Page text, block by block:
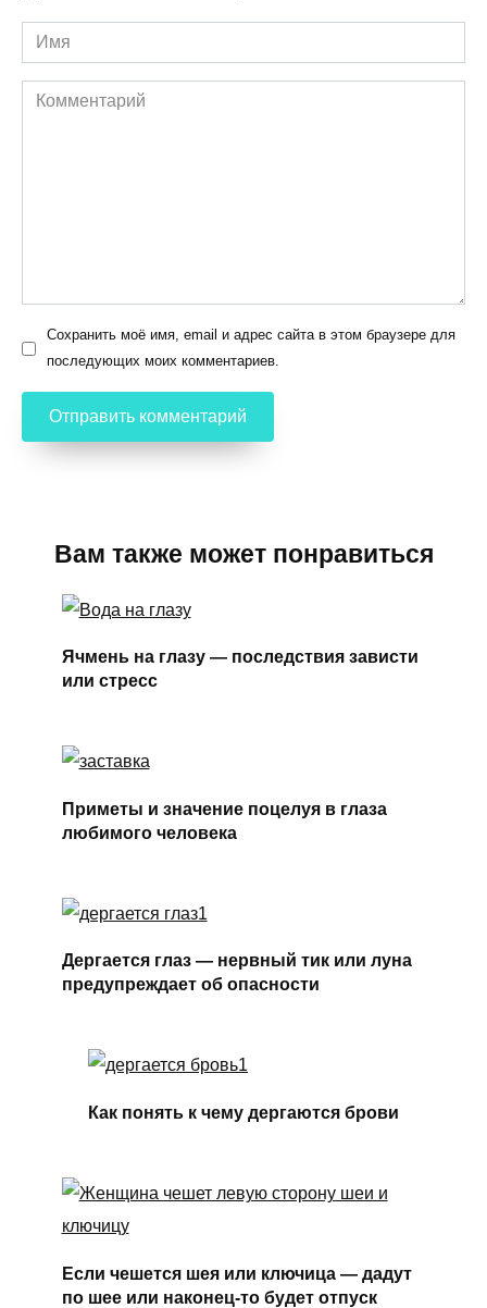
Имя
Комментарий
Сохранить моё имя, email и адрес сайта в этом браузере для
последующих моих комментариев.
Вам также может понравиться
Ячмень на глазу — последствия зависти
или стресс
Приметы и значение поцелуя в глаза
любимого человека
Дергается глаз — нервный тик или луна
предупреждает об опасности
Как понять к чему дергаются брови
Если чешется шея или ключица — дадут
по шее или наконец-то будет отпуск